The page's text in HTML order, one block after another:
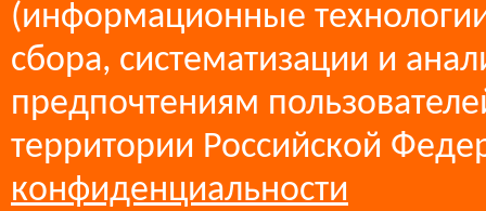
(информационные
сбора, систематизации и
предпочтениям
территории Российской
конфиденциальности